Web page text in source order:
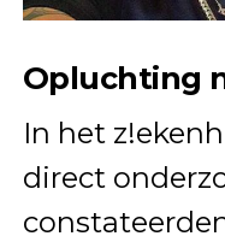
Opluchting
In het
direct